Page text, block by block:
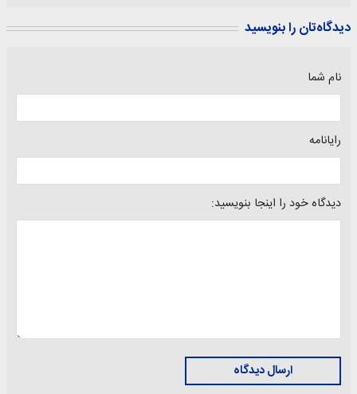
دیدگاه‌تان را بنویسید
نام شما
رایانامه
دیدگاه خود را اینجا بنویسید:
ارسال دیدگاه